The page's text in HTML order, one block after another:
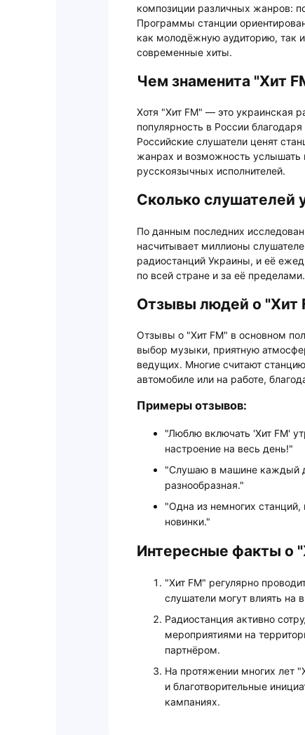
композиции различных жанров:
Программы станции
как молодёжную аудиторию, так
современные хиты.
Чем знаменита "Хит
Хотя "Хит FM" — это украинская
популярность в России
Российские слушатели ценят
жанрах и возможность
русскоязычных исполнителей.
Сколько слушателей
По данным последних
насчитывает миллионы
радиостанций Украины, и её
по всей стране и за её пределами.
Отзывы людей о "Хит
Отзывы о "Хит FM" в основном
выбор музыки, приятную
ведущих. Многие считают
автомобиле или на работе,
Примеры отзывов:
"Люблю включать 'Хит FM'
настроение на весь день!"
"Слушаю в машине каждый
разнообразная."
"Одна из немногих
новинки."
Интересные факты о
"Хит FM" регулярно
слушатели могут влиять на
Радиостанция активно
мероприятиями на
партнёром.
На протяжении многих лет
и благотворительные
кампаниях.